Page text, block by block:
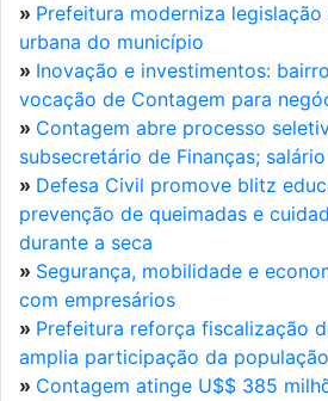
» Prefeitura moderniza
urbana do município
» Inovação e investimentos:
vocação de Contagem para
» Contagem abre processo
subsecretário de Finanças;
» Defesa Civil promove blitz
prevenção de queimadas e
durante a seca
» Segurança, mobilidade e
com empresários
» Prefeitura reforça fiscalização
amplia participação da
» Contagem atinge U$$ 385